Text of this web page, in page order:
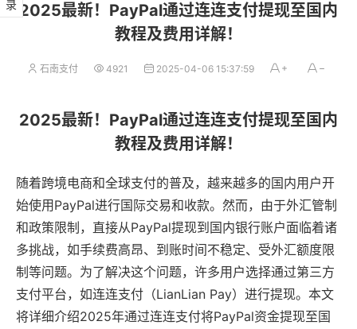
2025最新！PayPal通过连连支付提现至国内
教程及费用详解！
石南支付 4921 2025-04-06 15:37:59
2025最新！PayPal通过连连支付提现至国内
教程及费用详解！
随着跨境电商和全球支付的普及，越来越多的国内用户开
始使用PayPal进行国际交易和收款。然而，由于外汇管制
和政策限制，直接从PayPal提现到国内银行账户面临着诸
多挑战，如手续费高昂、到账时间不稳定、受外汇额度限
制等问题。为了解决这个问题，许多用户选择通过第三方
支付平台，如连连支付（LianLian Pay）进行提现。本文
将详细介绍2025年通过连连支付将PayPal资金提现至国